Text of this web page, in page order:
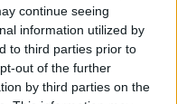
continue seeing
information utilized by
to third parties prior to
out of the further
by third parties on the
αναμένεται να
Συνόδου